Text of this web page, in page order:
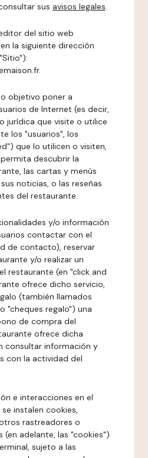
sus avisos legales.
del sitio web
la siguiente dirección
objetivo poner a
de Internet (es decir,
jurídica que visite o utilice
los "usuarios", los
que lo utilicen o visiten,
descubrir la
las cartas y menús
noticias, o las reseñas
del restaurante.
y/o información
contactar con el
de contacto), reservar
y/o realizar un
restaurante (en "click and
ofrece dicho servicio,
(también llamados
"cheques regalo") una
de compra del
ofrece dicha
consultar información y
con la actividad del
e interacciones en el
instalen cookies,
rastreadores o
(en adelante, las "cookies")
sujeto a las